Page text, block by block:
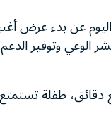
اليوم عن بدء عرض
وتوفير
طفلة تستمتع